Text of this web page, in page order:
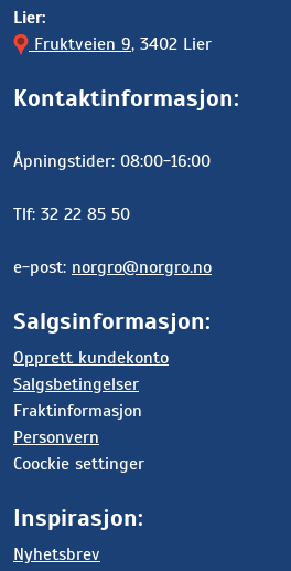
Lier:
Fruktveien 9, 3402 Lier
Kontaktinformasjon:
Åpningstider: 08:00-16:00
Tlf: 32 22 85 50
e-post: norgro@norgro.no
Salgsinformasjon:
Opprett kundekonto
Salgsbetingelser
Fraktinformasjon
Personvern
Coockie settinger
Inspirasjon:
Nyhetsbrev